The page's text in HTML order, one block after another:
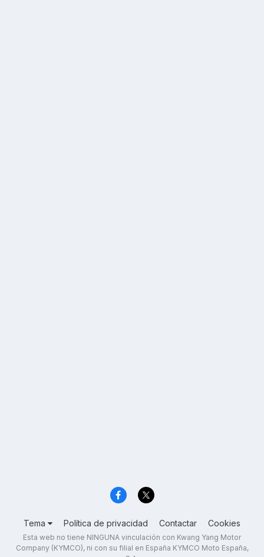
Tema Política de privacidad Contactar Cookies
Esta web no tiene NINGUNA vinculación con Kwang Yang Motor
Company (KYMCO), ni con su filial en España KYMCO Moto España,